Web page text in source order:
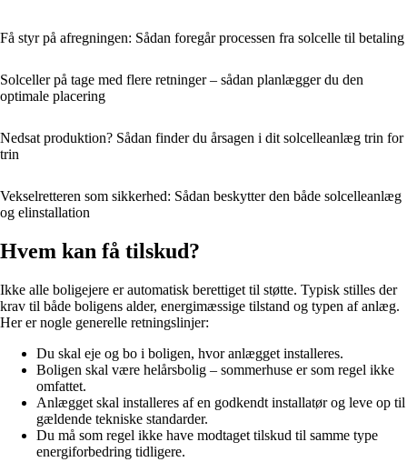
Få styr på afregningen: Sådan foregår processen fra solcelle til betaling
Solceller på tage med flere retninger – sådan planlægger du den
optimale placering
Nedsat produktion? Sådan finder du årsagen i dit solcelleanlæg trin for
trin
Vekselretteren som sikkerhed: Sådan beskytter den både solcelleanlæg
og elinstallation
Hvem kan få tilskud?
Ikke alle boligejere er automatisk berettiget til støtte. Typisk stilles der
krav til både boligens alder, energimæssige tilstand og typen af anlæg.
Her er nogle generelle retningslinjer:
Du skal eje og bo i boligen, hvor anlægget installeres.
Boligen skal være helårsbolig – sommerhuse er som regel ikke
omfattet.
Anlægget skal installeres af en godkendt installatør og leve op til
gældende tekniske standarder.
Du må som regel ikke have modtaget tilskud til samme type
energiforbedring tidligere.